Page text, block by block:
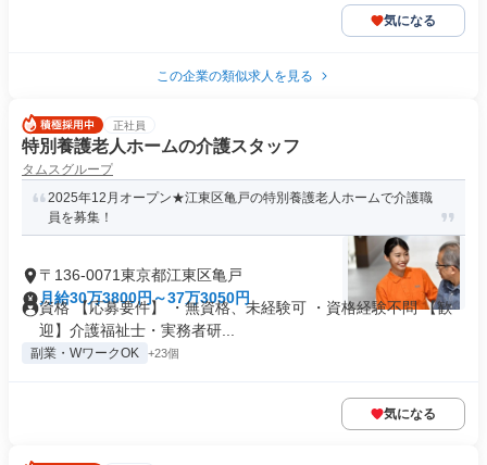
気になる
この企業の類似求人を見る
正社員
特別養護老人ホームの介護スタッフ
タムスグループ
2025年12月オープン★江東区亀戸の特別養護老人ホームで介護職
員を募集！
〒136-0071東京都江東区亀戸
月給30万3800円～37万3050円
資格 【応募要件】 ・無資格、未経験可 ・資格経験不問 【歓
迎】介護福祉士・実務者研...
副業・WワークOK +23個
気になる